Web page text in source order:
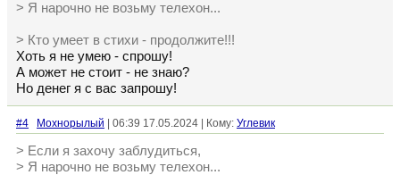
> Я нарочно не возьму телехон...
> Кто умеет в стихи - продолжите!!!
Хоть я не умею - спрошу!
А может не стоит - не знаю?
Но денег я с вас запрошу!
#4 Мохнорылый | 06:39 17.05.2024 | Кому: Углевик
> Если я захочу заблудиться,
> Я нарочно не возьму телехон...